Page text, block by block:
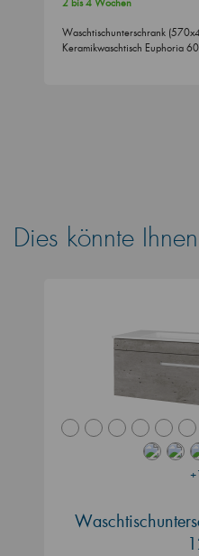
Waschtischunterschrank
Keramikwaschtisch Euphoria 60
Dies könnte